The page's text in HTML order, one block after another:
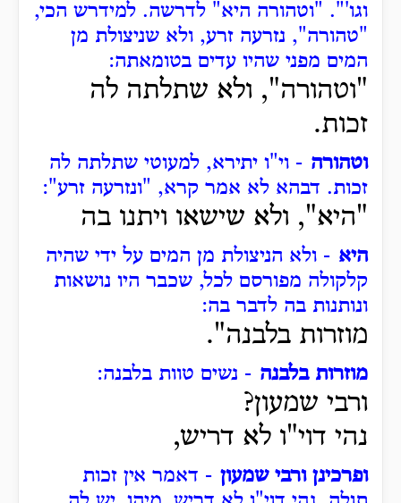
וגו'". "וטהורה היא" לדרשה. למידרש הכי,
"טהורה", נזרעה זרע, ולא שניצולת מן
המים מפני שהיו עדים בטומאתה:
"וטהורה", ולא שתלתה לה
זכות.
וטהורה - וי"ו יתירא, למעוטי שתלתה לה
זכות. דבהא לא אמר קרא, "ונזרעה זרע":
"היא", ולא שישאו ויתנו בה
היא - ולא הניצולת מן המים על ידי שהיה
קלקולה מפורסם לכל, שכבר היו נושאות
ונותנות בה לדבר בה:
מוזרות בלבנה".
מוזרות בלבנה - נשים טוות בלבנה:
ורבי שמעון?
נהי דוי"ו לא דריש,
ופרכינן ורבי שמעון - דאמר אין זכות